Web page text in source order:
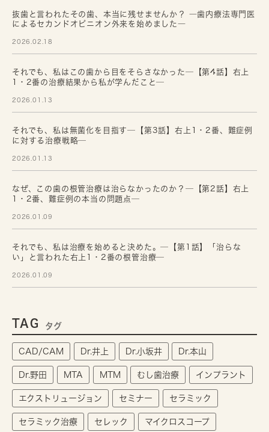
抜歯と言われたその歯、本当に残せませんか？ ―歯内療法専門医
によるセカンドオピニオン外来を始めました―
2026.02.18
それでも、私はこの歯から目をそらさなかった─【第4話】右上
1・2番の治療結果から私が学んだこと─
2026.01.13
それでも、私は無菌化を目指す─【第3話】右上1・2番、難症例
に対する治療戦略─
2026.01.13
なぜ、この歯の根管治療は治らなかったのか？─【第2話】右上
1・2番、難症例の本当の問題点─
2026.01.09
それでも、私は治療を始めると決めた。─【第1話】「治らな
い」と言われた右上1・2番の根管治療─
2026.01.09
TAG タグ
CAD/CAM Dr.井上 Dr.小坂井 Dr.本山
Dr.野田 MTA MTM むし歯治療 インプラント
エクストリュージョン セミナー セラミック
セラミック治療 セレック マイクロスコープ